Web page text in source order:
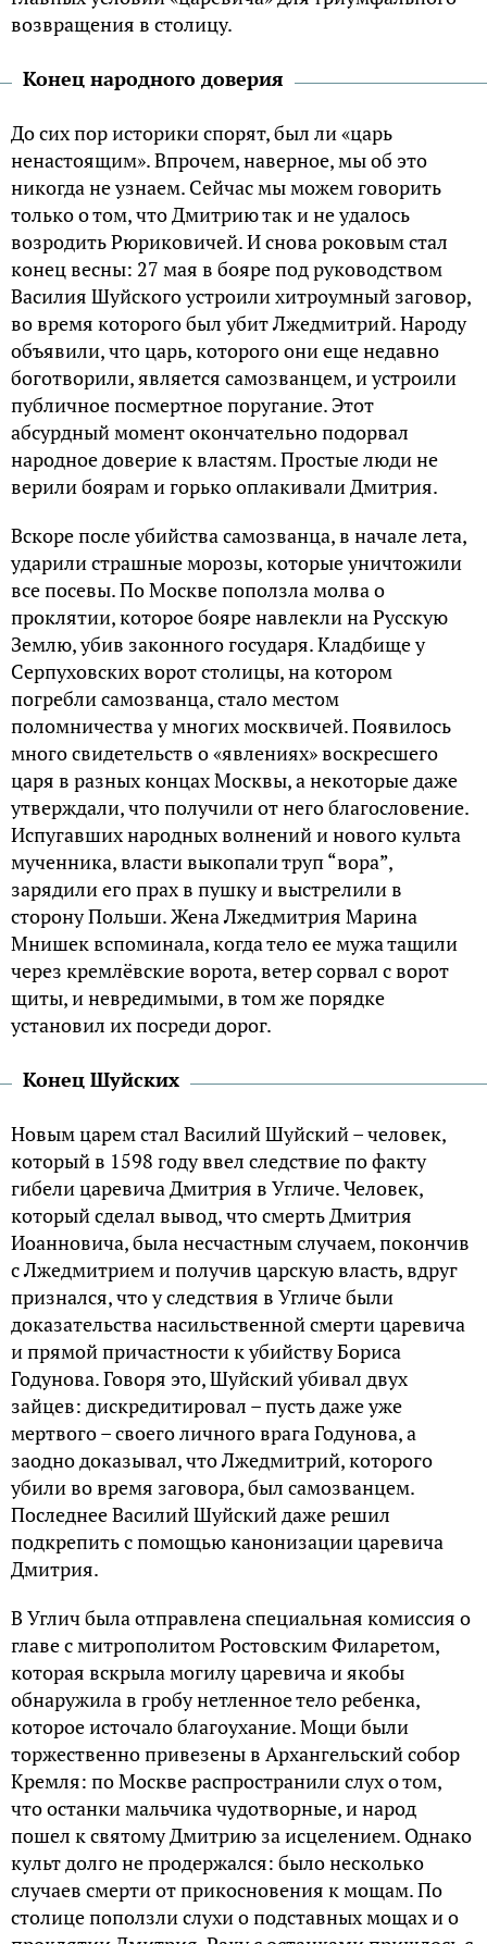
возвращения в столицу.
Конец народного доверия
До сих пор историки спорят, был ли «царь
ненастоящим». Впрочем, наверное, мы об это
никогда не узнаем. Сейчас мы можем говорить
только о том, что Дмитрию так и не удалось
возродить Рюриковичей. И снова роковым стал
конец весны: 27 мая в бояре под руководством
Василия Шуйского устроили хитроумный заговор,
во время которого был убит Лжедмитрий. Народу
объявили, что царь, которого они еще недавно
боготворили, является самозванцем, и устроили
публичное посмертное поругание. Этот
абсурдный момент окончательно подорвал
народное доверие к властям. Простые люди не
верили боярам и горько оплакивали Дмитрия.
Вскоре после убийства самозванца, в начале лета,
ударили страшные морозы, которые уничтожили
все посевы. По Москве поползла молва о
проклятии, которое бояре навлекли на Русскую
Землю, убив законного государя. Кладбище у
Серпуховских ворот столицы, на котором
погребли самозванца, стало местом
поломничества у многих москвичей. Появилось
много свидетельств о «явлениях» воскресшего
царя в разных концах Москвы, а некоторые даже
утверждали, что получили от него благословение.
Испугавших народных волнений и нового культа
мученника, власти выкопали труп “вора”,
зарядили его прах в пушку и выстрелили в
сторону Польши. Жена Лжедмитрия Марина
Мнишек вспоминала, когда тело ее мужа тащили
через кремлёвские ворота, ветер сорвал с ворот
щиты, и невредимыми, в том же порядке
установил их посреди дорог.
Конец Шуйских
Новым царем стал Василий Шуйский – человек,
который в 1598 году ввел следствие по факту
гибели царевича Дмитрия в Угличе. Человек,
который сделал вывод, что смерть Дмитрия
Иоанновича, была несчастным случаем, покончив
с Лжедмитрием и получив царскую власть, вдруг
признался, что у следствия в Угличе были
доказательства насильственной смерти царевича
и прямой причастности к убийству Бориса
Годунова. Говоря это, Шуйский убивал двух
зайцев: дискредитировал – пусть даже уже
мертвого – своего личного врага Годунова, а
заодно доказывал, что Лжедмитрий, которого
убили во время заговора, был самозванцем.
Последнее Василий Шуйский даже решил
подкрепить с помощью канонизации царевича
Дмитрия.
В Углич была отправлена специальная комиссия о
главе с митрополитом Ростовским Филаретом,
которая вскрыла могилу царевича и якобы
обнаружила в гробу нетленное тело ребенка,
которое источало благоухание. Мощи были
торжественно привезены в Архангельский собор
Кремля: по Москве распространили слух о том,
что останки мальчика чудотворные, и народ
пошел к святому Дмитрию за исцелением. Однако
культ долго не продержался: было несколько
случаев смерти от прикосновения к мощам. По
столице поползли слухи о подставных мощах и о